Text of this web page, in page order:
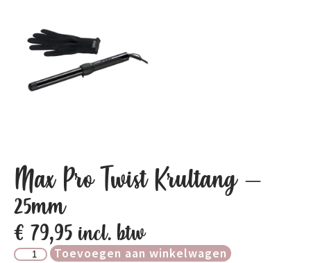
Max Pro Twist Krultang –
25mm
€79,95 incl. btw
Toevoegen aan winkelwagen